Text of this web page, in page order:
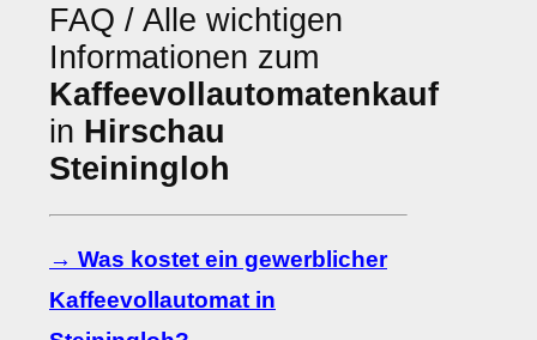
FAQ / Alle wichtigen
Informationen zum
Kaffeevollautomatenkauf
in Hirschau
Steiningloh
→ Was kostet ein gewerblicher
Kaffeevollautomat in